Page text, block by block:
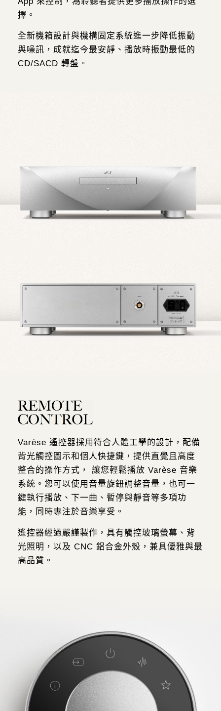
擇。
全新機箱設計與機構固定系統進一步降低振動
與噪訊，成就迄今最安靜、播放時振動最低的
CD/SACD 轉盤。
Varèse 遙控器採用符合人體工學的設計，配備
背光觸控圖示和個人快捷鍵，提供直覺且高度
整合的操作方式， 讓您輕鬆播放 Varèse 音樂
系統。 您可以使用音量旋鈕調整音量，也可一
鍵執行播放、下一曲、暫停與靜音等多項功
能，同時專注於音樂享受。
遙控器經過嚴謹製作，具有觸控玻璃螢幕、背
光照明，以及 CNC 鋁合金外殼，兼具優雅與最
高品質。